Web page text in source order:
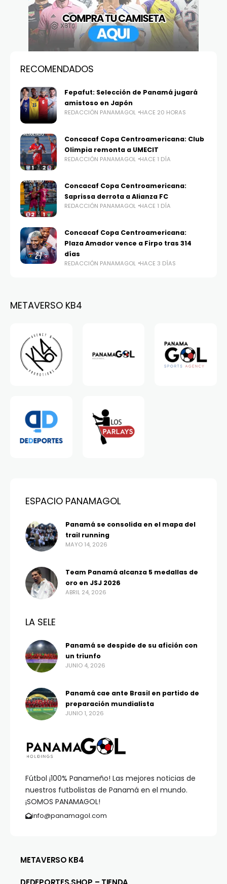
RECOMENDADOS
Fepafut: Selección de Panamá jugará
amistoso en Japón
REDACCIÓN PANAMAGOL HACE 20 HORAS
Concacaf Copa Centroamericana: Club
Olimpia remonta a UMECIT
REDACCIÓN PANAMAGOL HACE 1 DÍA
Concacaf Copa Centroamericana:
Saprissa derrota a Alianza FC
REDACCIÓN PANAMAGOL HACE 1 DÍA
Concacaf Copa Centroamericana:
Plaza Amador vence a Firpo tras 314
días
REDACCIÓN PANAMAGOL HACE 3 DÍAS
METAVERSO KB4
Fútbol ¡100% Panameño! Las mejores noticias de
nuestros futbolistas de Panamá en el mundo.
¡SOMOS PANAMAGOL!
info@panamagol.com
ESPACIO PANAMAGOL
Panamá se consolida en el mapa del
trail running
MAYO 14, 2026
Team Panamá alcanza 5 medallas de
oro en JSJ 2026
ABRIL 24, 2026
LA SELE
Panamá se despide de su afición con
un triunfo
JUNIO 4, 2026
Panamá cae ante Brasil en partido de
preparación mundialista
JUNIO 1, 2026
METAVERSO KB4